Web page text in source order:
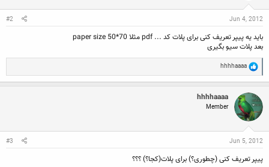
Jun 4, 2012
#2
باید یه پیپر تعریف کنی برای پلات کد ... pdf مثلا paper size 50*70
بعد پلات سیو بگیری
R
e
a
c
t
i
o
n
:
hhhhaaaa
hhhhaaaa
Member
Jun 5, 2012
#3
پیپر تعریف کنی (چطوری؟) برای پلات(کجا؟) ؟؟؟